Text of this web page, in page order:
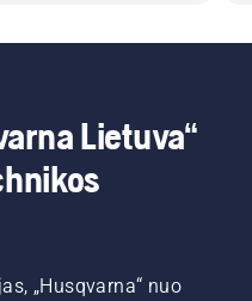
Lietuva“
„Husqvarna“ nuo